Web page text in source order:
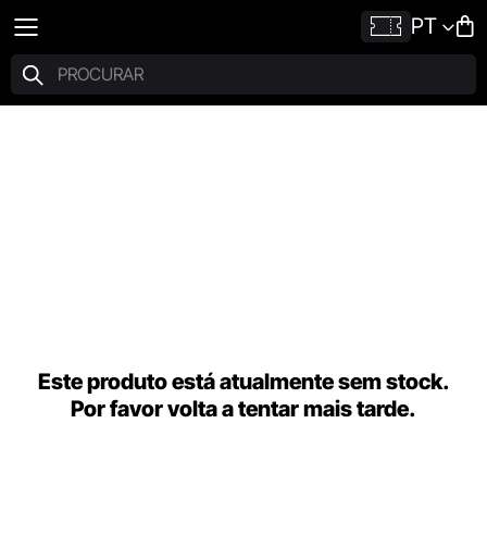
PT
Este produto está atualmente sem stock.
Por favor volta a tentar mais tarde.